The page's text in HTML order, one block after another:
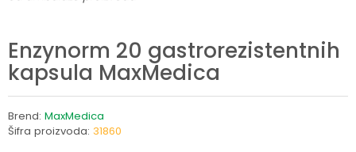
Enzynorm 20 gastrorezistentnih
kapsula MaxMedica
Brend: MaxMedica
Šifra proizvoda: 31860